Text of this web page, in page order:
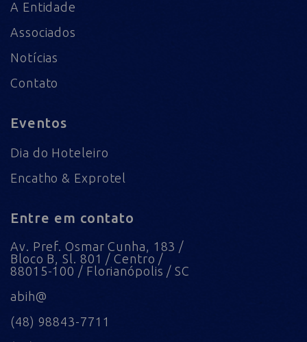
A Entidade
Associados
Notícias
Contato
Eventos
Dia do Hoteleiro
Encatho & Exprotel
Entre em contato
Av. Pref. Osmar Cunha, 183 /
Bloco B, Sl. 801 / Centro /
88015-100 / Florianópolis / SC
abih@
(48) 98843-7711